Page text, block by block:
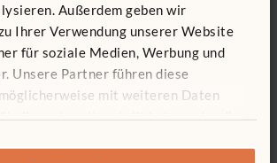
Außerdem geben wir
Ihrer Verwendung unserer Website
für soziale Medien, Werbung und
Unsere Partner führen diese
mit weiteren Daten
ihnen bereitgestellt haben oder die
Wassertisch